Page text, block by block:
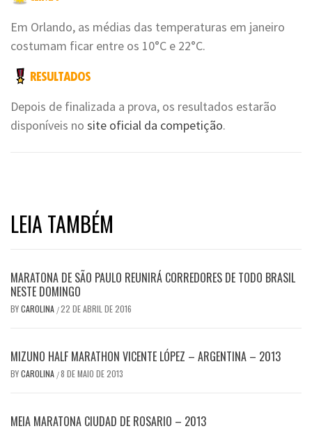
Em Orlando, as médias das temperaturas em janeiro
costumam ficar entre os 10°C e 22°C.
Depois de finalizada a prova, os resultados estarão
disponíveis no site oficial da competição.
LEIA TAMBÉM
MARATONA DE SÃO PAULO REUNIRÁ CORREDORES DE TODO BRASIL
NESTE DOMINGO
BYCAROLINA /22 DE ABRIL DE 2016
MIZUNO HALF MARATHON VICENTE LÓPEZ – ARGENTINA – 2013
BYCAROLINA /8 DE MAIO DE 2013
MEIA MARATONA CIUDAD DE ROSARIO – 2013